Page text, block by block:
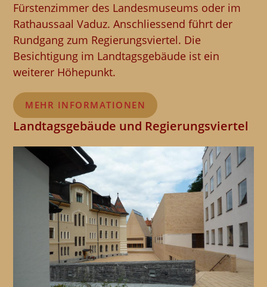
Fürstenzimmer des Landesmuseums oder im
Rathaussaal Vaduz. Anschliessend führt der
Rundgang zum Regierungsviertel. Die
Besichtigung im Landtagsgebäude ist ein
weiterer Höhepunkt.
MEHR INFORMATIONEN
Landtagsgebäude und Regierungsviertel